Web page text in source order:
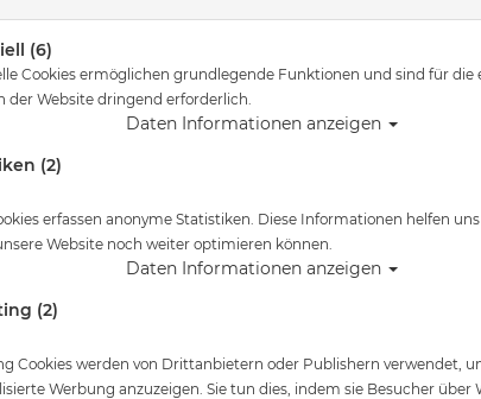
sind hier Tauchausrüstung Scubapro Optische Gläser -
Scubapro Optische Gläser - Zoom - Evo
Artikelnr.: scu-24124master
(6)
Cookies ermöglichen grundlegende Funktionen und sind für die
der Website dringend erforderlich.
Daten Informationen anzeigen
(2)
erfassen anonyme Statistiken. Diese Informationen helfen
Website noch weiter optimieren können.
Daten Informationen anzeigen
(2)
Cookies werden von Drittanbietern oder Publishern verwendet,
Werbung anzuzeigen. Sie tun dies, indem sie Besucher über